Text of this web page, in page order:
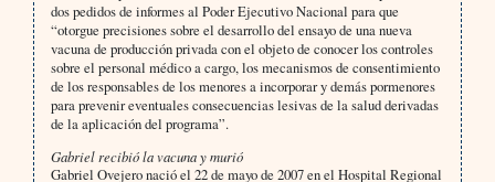
dos pedidos de informes al Poder Ejecutivo Nacional para que
“otorgue precisiones sobre el desarrollo del ensayo de una nueva
vacuna de producción privada con el objeto de conocer los controles
sobre el personal médico a cargo, los mecanismos de consentimiento
de los responsables de los menores a incorporar y demás pormenores
para prevenir eventuales consecuencias lesivas de la salud derivadas
de la aplicación del programa”.
Gabriel recibió la vacuna y murió
Gabriel Ovejero nació el 22 de mayo de 2007 en el Hospital Regional